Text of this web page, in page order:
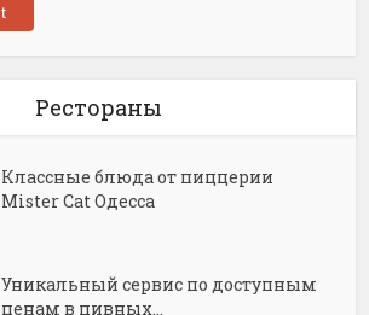
Рестораны
Классные блюда от пиццерии
Mister Cat Одесса
Уникальный сервис по доступным
ценам в пивных...